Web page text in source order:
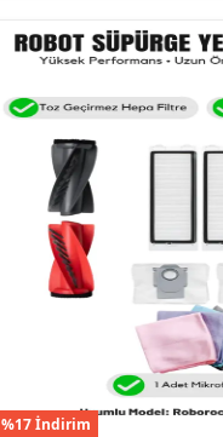
%17 İndirim